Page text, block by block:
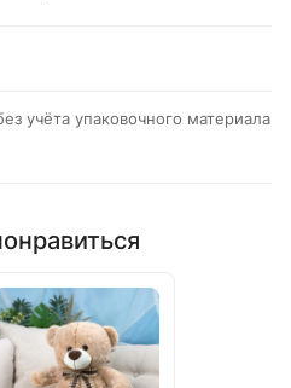
учёта упаковочного материала